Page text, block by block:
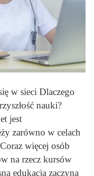
w sieci Dlaczego
nauki?
jest
zarówno w celach
więcej osób
na rzecz kursów
edukacja zaczyna